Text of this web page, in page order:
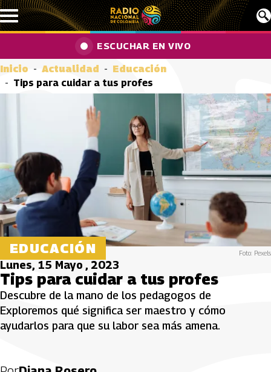
Pasar al contenido principal
ESCUCHAR EN VIVO
Inicio Actualidad
Educación
Tips para cuidar a tus profes
EDUCACIÓN Foto: Pexels
Lunes, 15 Mayo , 2023
Tips para cuidar a tus profes
Descubre de la mano de los pedagogos de
Exploremos qué significa ser maestro y cómo
ayudarlos para que su labor sea más amena.